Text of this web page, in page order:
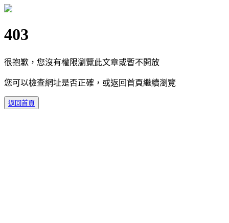
403
很抱歉，您沒有權限瀏覽此文章或暫不開放
您可以檢查網址是否正確，或返回首頁繼續瀏覽
返回首頁